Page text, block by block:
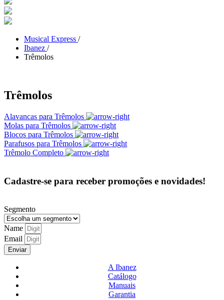
Musical Express /
Ibanez /
Trêmolos
Trêmolos
Alavancas para Trêmolos
Molas para Trêmolos
Blocos para Trêmolos
Parafusos para Trêmolos
Trêmolo Completo
Cadastre-se para receber promoções e novidades!
Segmento
Name
Email
Enviar
A Ibanez
Catálogo
Manuais
Garantia